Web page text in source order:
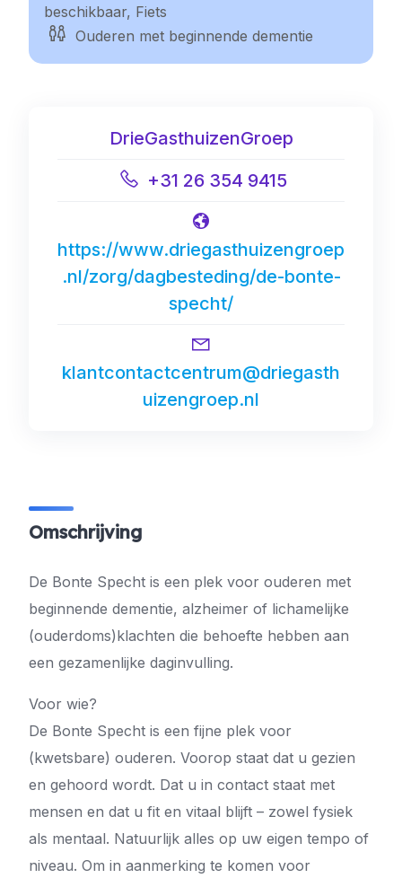
beschikbaar, Fiets
Ouderen met beginnende dementie
DrieGasthuizenGroep
+31 26 354 9415
https://www.driegasthuizengroep
.nl/zorg/dagbesteding/de-bonte-
specht/
klantcontactcentrum@driegasth
uizengroep.nl
Omschrijving
De Bonte Specht is een plek voor ouderen met
beginnende dementie, alzheimer of lichamelijke
(ouderdoms)klachten die behoefte hebben aan
een gezamenlijke daginvulling.
Voor wie?
De Bonte Specht is een fijne plek voor
(kwetsbare) ouderen. Voorop staat dat u gezien
en gehoord wordt. Dat u in contact staat met
mensen en dat u fit en vitaal blijft – zowel fysiek
als mentaal. Natuurlijk alles op uw eigen tempo of
niveau. Om in aanmerking te komen voor